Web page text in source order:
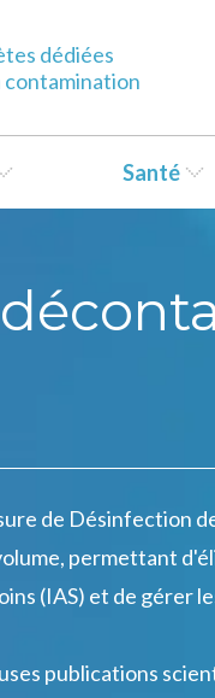
dédiées
contamination
Santé
de Désinfection
permettant
(IAS) et de gérer
publications